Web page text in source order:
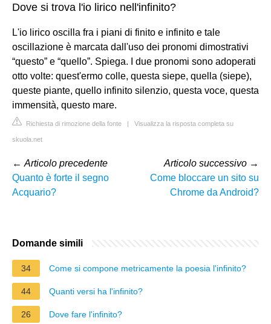
Dove si trova l'io lirico nell'infinito?
L'io lirico oscilla fra i piani di finito e infinito e tale
oscillazione è marcata dall'uso dei pronomi dimostrativi
“questo” e “quello”. Spiega. I due pronomi sono adoperati
otto volte: quest'ermo colle, questa siepe, quella (siepe),
queste piante, quello infinito silenzio, questa voce, questa
immensità, questo mare.
Richiesta di rimozione della fonte | Visualizza la risposta completa su
skuola.net
← Articolo precedente
Quanto è forte il segno
Acquario?
Articolo successivo →
Come bloccare un sito su
Chrome da Android?
Domande simili
34 Come si compone metricamente la poesia l'infinito?
44 Quanti versi ha l'infinito?
26 Dove fare l'infinito?